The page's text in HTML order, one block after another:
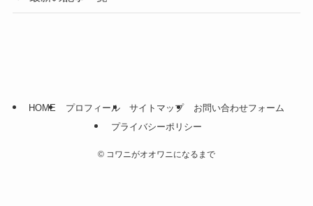
HOME プロフィール サイトマップ
お問い合わせフォーム
プライバシーポリシー
© コワニがオオワニになるまで